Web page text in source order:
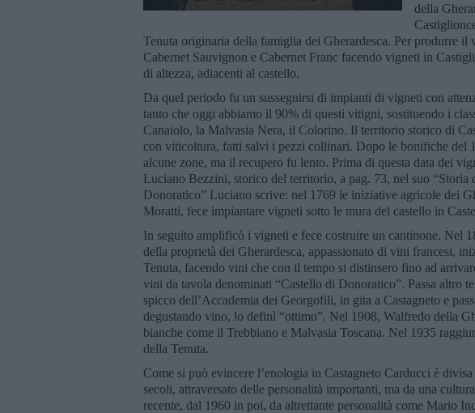
della
Tenuta originaria della famiglia dei Gherardesca. Per produrre
Cabernet Sauvignon e Cabernet Franc facendo vigneti in
di altezza, adiacenti al castello.
Da quel periodo fu un susseguirsi di impianti di vigneti con
tanto che oggi abbiamo il 90% di questi vitigni, sostituendo i
Canaiolo, la Malvasia Nera, il Colorino. Il territorio storico di
con viticoltura, fatti salvi i pezzi collinari. Dopo le bonifiche del
alcune zone, ma il recupero fu lento. Prima di questa data dei
Luciano Bezzini, storico del territorio, a pag. 73, nel suo “Storia
Donoratico” Luciano scrive: nel 1769 le iniziative agricole dei
Moratti, fece impiantare vigneti sotto le mura del castello in
In seguito amplificò i vigneti e fece costruire un cantinone. Nel
della proprietà dei Gherardesca, appassionato di vini francesi,
Tenuta, facendo vini che con il tempo si distinsero fino ad
vini da tavola denominati “Castello di Donoratico”. Passa altro
spicco dell’Accademia dei Georgofili, in gita a Castagneto e
degustando vino, lo definì “ottimo”. Nel 1908, Walfredo della
bianche come il Trebbiano e Malvasia Toscana. Nel 1935
della Tenuta.
Come si può evincere l’enologia in Castagneto Carducci è
secoli, attraversato delle personalità importanti, ma da una
recente, dal 1960 in poi, da altrettante personalità come Mario